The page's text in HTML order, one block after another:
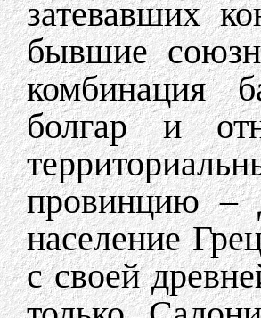
затевавших
бывшие
комбинация
болгар и
провинцию –
население
с своей